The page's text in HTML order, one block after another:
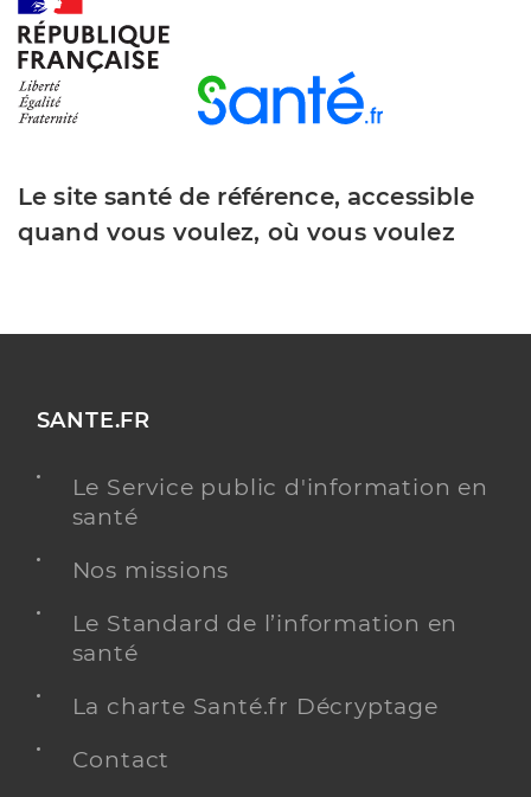
Le site santé de référence, accessible
quand vous voulez, où vous voulez
SANTE.FR
Le Service public d'information en
santé
Nos missions
Le Standard de l’information en
santé
La charte Santé.fr Décryptage
Contact